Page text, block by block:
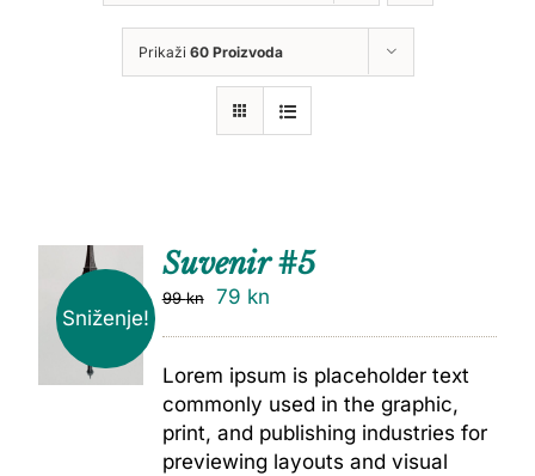
Prikaži 60 Proizvoda
Sniženje!
DODAJ
Suvenir #5
99kn 79 kn
Lorem ipsum is placeholder text
commonly used in the graphic,
print, and publishing industries for
previewing layouts and visual